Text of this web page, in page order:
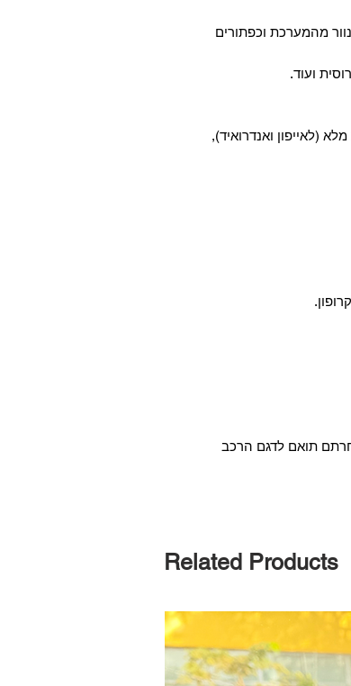
מהמערכת וכפתורים
ועוד.
(לאייפון ואנדרואיד),
תואם לדגם הרכב
Related Products